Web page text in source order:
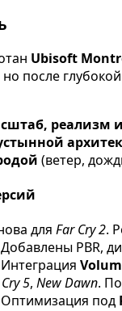
Ubisoft
но после
реализм
(ветер,
для Far Cry 2.
PBR,
5, New Dawn.
под